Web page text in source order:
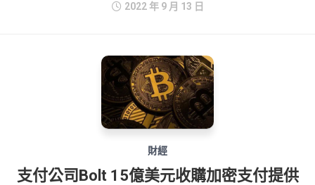
2022 年 9 月 13 日
財經
支付公司Bolt 15億美元收購加密支付提供